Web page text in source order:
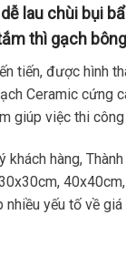
lau chùi bụi
thì gạch
tiến, được hình
Ceramic cứng
giúp việc thi
hàng,
nhiều yếu tố về